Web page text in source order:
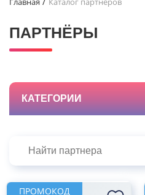
ПАРТНЁРЫ
КАТЕГОРИИ
ПРОМОКОД